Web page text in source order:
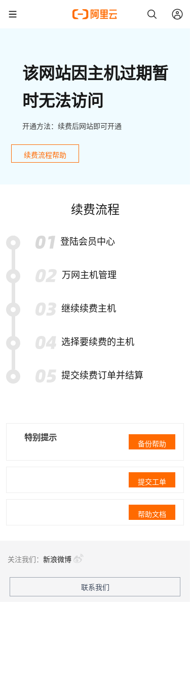
该网站因主机过期暂
时无法访问
开通方法：续费后网站即可开通
续费流程帮助
续费流程
登陆会员中心
万网主机管理
继续续费主机
选择要续费的主机
提交续费订单并结算
特别提示
备份帮助
提交工单
帮助文档